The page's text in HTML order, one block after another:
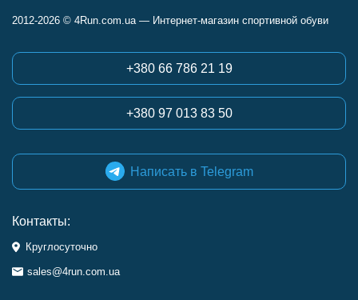
2012-2026 © 4Run.com.ua — Интернет-магазин спортивной обуви
+380 66 786 21 19
+380 97 013 83 50
Написать в Telegram
Контакты:
Круглосуточно
sales@4run.com.ua